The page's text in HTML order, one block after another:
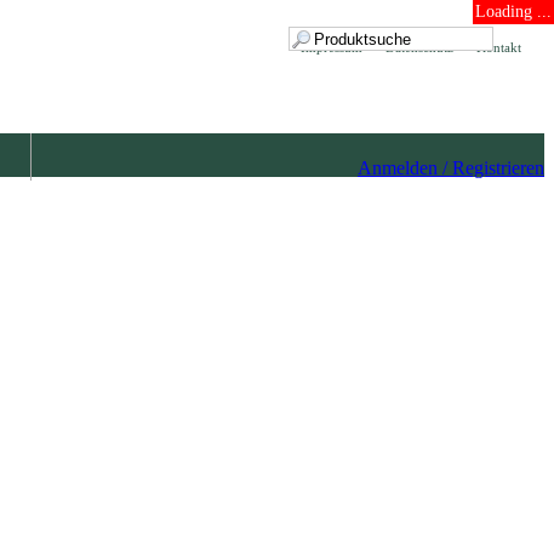
Loading ...
Kontakt
Datenschutz
Impressum
Anmelden / Registrieren